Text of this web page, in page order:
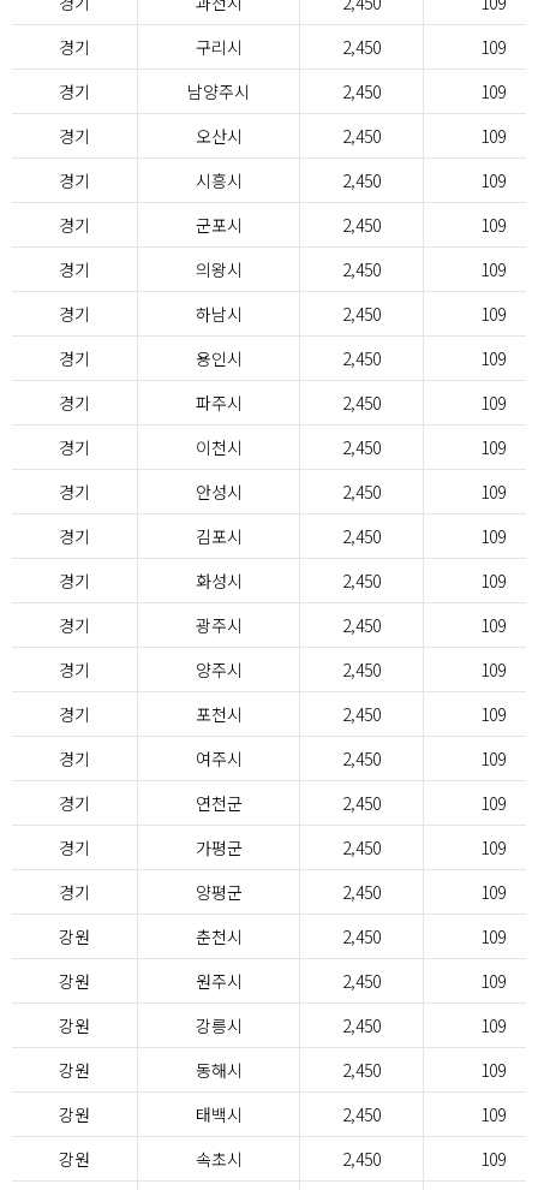
경기
구리시 2,450
109
경기
남양주시 2,450
109
경기
오산시 2,450
109
경기
시흥시 2,450
109
경기
군포시 2,450
109
경기
의왕시 2,450
109
경기
하남시 2,450
109
경기
용인시 2,450
109
경기
파주시 2,450
109
경기
이천시 2,450
109
경기
안성시 2,450
109
경기
김포시 2,450
109
경기
화성시 2,450
109
경기
광주시 2,450
109
경기
양주시 2,450
109
경기
포천시 2,450
109
경기
여주시 2,450
109
경기
연천군 2,450
109
경기
가평군 2,450
109
경기
양평군 2,450
109
강원
춘천시 2,450
109
강원
원주시 2,450
109
강원
강릉시 2,450
109
강원
동해시 2,450
109
강원
태백시 2,450
109
강원
속초시 2,450
109